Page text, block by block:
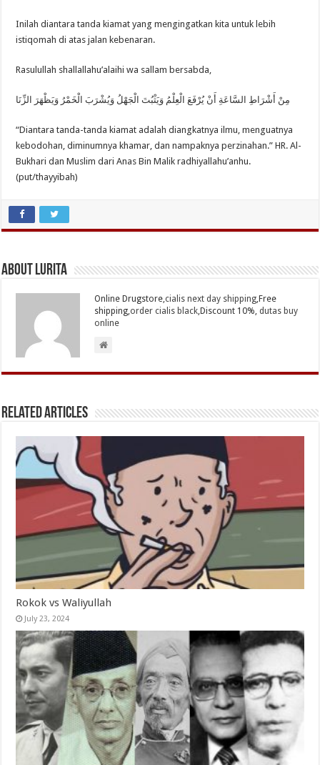
Inilah diantara tanda kiamat yang mengingatkan kita untuk lebih
istiqomah di atas jalan kebenaran.
Rasulullah shallallahu’alaihi wa sallam bersabda,
مِنْ أَشْرَاطِ السَّاعَةِ أَنْ يُرْفَعَ الْعِلْمُ وَيَثْبُتَ الْجَهْلُ وَيُشْرَبَ الْخَمْرُ وَيَظْهَرَ الزِّنَا
“Diantara tanda-tanda kiamat adalah diangkatnya ilmu, menguatnya
kebodohan, diminumnya khamar, dan nampaknya perzinahan.” HR. Al-
Bukhari dan Muslim dari Anas Bin Malik radhiyallahu’anhu.
(put/thayyibah)
About Lurita
Online Drugstore,cialis next day shipping ,Free
shipping, order cialis black ,Discount 10%,dutas buy
online
Related Articles
Rokok vs Waliyullah
July 23, 2024